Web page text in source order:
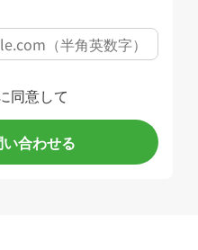
同意して
合わせる